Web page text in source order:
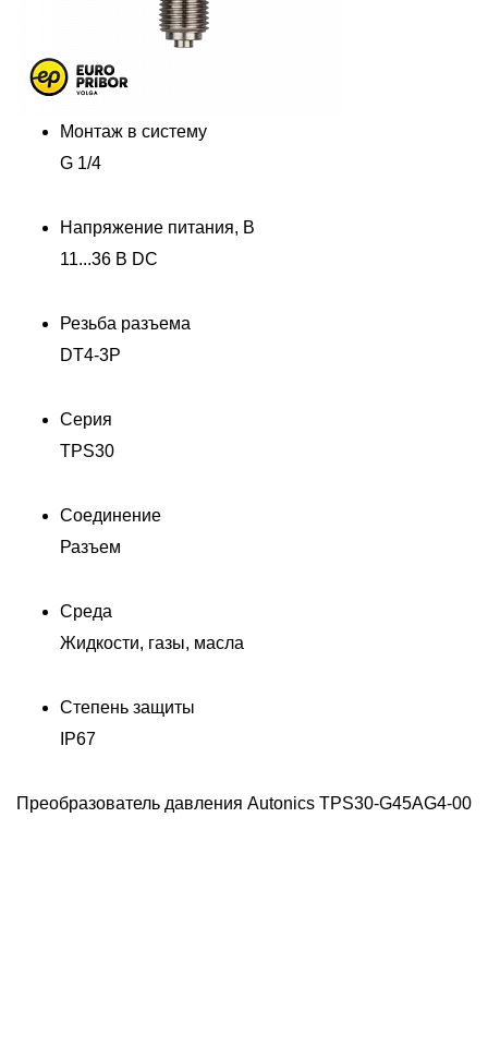
Монтаж в систему
G 1/4
Напряжение питания, В
11...36 В DC
Резьба разъема
DT4-3P
Серия
TPS30
Соединение
Разъем
Среда
Жидкости, газы, масла
Степень защиты
IP67
Преобразователь давления Autonics TPS30-G45AG4-00